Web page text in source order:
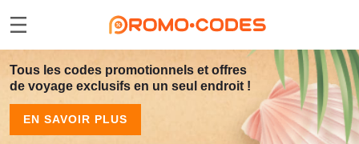
Tous les codes promotionnels et offres
de voyage exclusifs en un seul endroit !
EN SAVOIR PLUS